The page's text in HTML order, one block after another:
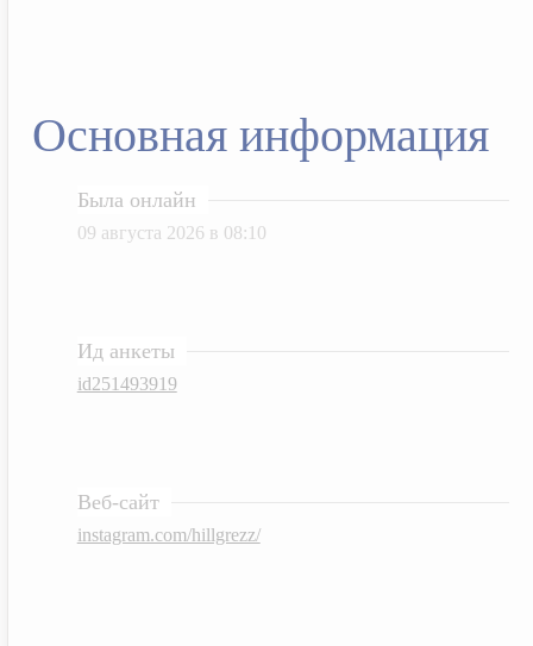
Основная информация
Была онлайн
09 августа 2026 в 08:10
Ид анкеты
id251493919
Веб-сайт
instagram.com/hillgrezz/